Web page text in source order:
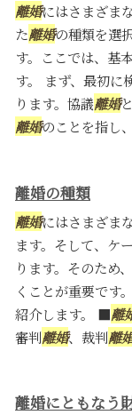
離婚にはさまざま
た離婚の種類を選
す。ここでは、基
す。 まず、最初に
ります。協議離婚
離婚のことを指し
離婚の種類
離婚にはさまざま
ます。そして、ケ
ります。そのため、
くことが重要です
紹介します。 ■離
審判離婚、裁判離
離婚にともなう